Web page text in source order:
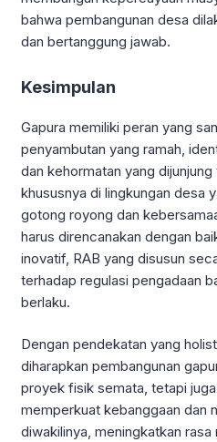
bahwa pembangunan desa
dan bertanggung jawab.
Kesimpulan
Gapura memiliki peran yang
penyambutan yang ramah,
dan kehormatan yang dijunjung
khususnya di lingkungan desa
gotong royong dan
harus direncanakan dengan
inovatif, RAB yang disusun
terhadap regulasi pengadaan
berlaku.
Dengan pendekatan yang
diharapkan pembangunan
proyek fisik semata, tetapi
memperkuat kebanggaan dan
diwakilinya, meningkatkan